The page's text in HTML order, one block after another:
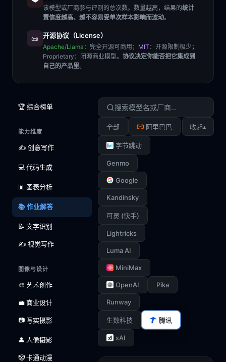
该模型或厂商参与评测的总次数。数量越高，结果的统计
置信度越高、越不容易受单次样本影响而波动。
📜 开源协议（License）
Apache/Llama ：完全开源可商用； MIT ：开源限制极少；
Proprietary ：闭源商业模型。 协议决定你能否把它集成到
自己的产品里。
🏆 综合榜单
能力维度
✍️ 创意写作
💻 代码生成
📊 图表分析
📚 作业解答
📝 文字识别
✍️ 视觉写作
图像与设计
🎨 艺术创作
💼 商业设计
📷 写实摄影
👤 人像摄影
🤡 卡通动漫
全部 阿里巴巴
字节跳动
Genmo
Google
Kandinsky
可灵 (快手)
Lightricks
Luma AI
MiniMax
OpenAI Pika
Runway
生数科技 腾讯
xAI
收起▴